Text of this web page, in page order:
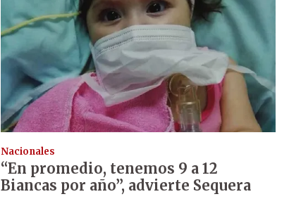
Nacionales
“En promedio, tenemos 9 a 12
Biancas por año”, advierte Sequera